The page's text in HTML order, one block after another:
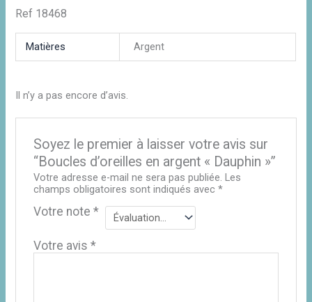
Ref 18468
Matières Argent
Il n’y a pas encore d’avis.
Soyez le premier à laisser votre avis sur
“Boucles d’oreilles en argent « Dauphin »”
Votre adresse e-mail ne sera pas publiée. Les
champs obligatoires sont indiqués avec *
Votre note *
Votre avis *